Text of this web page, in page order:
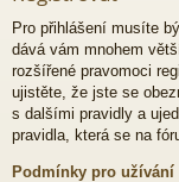
Pro přihlášení musíte
dává vám mnohem
rozšířené pravomoci
ujistěte, že jste se
s dalšími pravidly a
pravidla, která se na
Podmínky pro užívání